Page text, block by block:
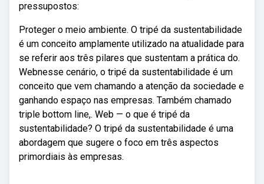
pressupostos:
Proteger o meio ambiente. O tripé da sustentabilidade
é um conceito amplamente utilizado na atualidade para
se referir aos três pilares que sustentam a prática do.
Webnesse cenário, o tripé da sustentabilidade é um
conceito que vem chamando a atenção da sociedade e
ganhando espaço nas empresas. Também chamado
triple bottom line,. Web — o que é tripé da
sustentabilidade? O tripé da sustentabilidade é uma
abordagem que sugere o foco em três aspectos
primordiais às empresas.